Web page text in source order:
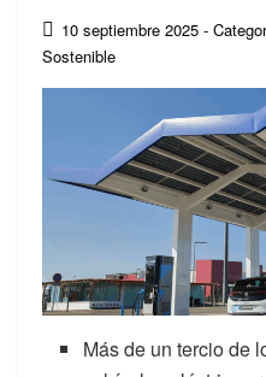
10 septiembre 2025 -
Sostenible
Más de un tercio de